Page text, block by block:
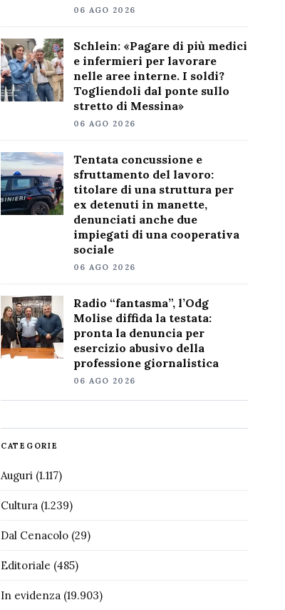
06 AGO 2026
Schlein: «Pagare di più medici
e infermieri per lavorare
nelle aree interne. I soldi?
Togliendoli dal ponte sullo
stretto di Messina»
06 AGO 2026
Tentata concussione e
sfruttamento del lavoro:
titolare di una struttura per
ex detenuti in manette,
denunciati anche due
impiegati di una cooperativa
sociale
06 AGO 2026
Radio “fantasma”, l’Odg
Molise diffida la testata:
pronta la denuncia per
esercizio abusivo della
professione giornalistica
06 AGO 2026
CATEGORIE
Auguri(1.117)
Cultura(1.239)
Dal Cenacolo(29)
Editoriale (485)
In evidenza(19.903)